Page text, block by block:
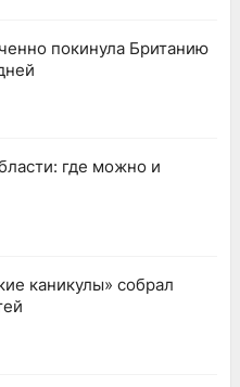
покинула Британию
где можно и
каникулы» собрал